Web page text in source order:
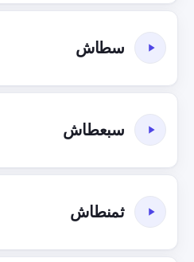
سطاش
سبعطاش
ثمنطاش